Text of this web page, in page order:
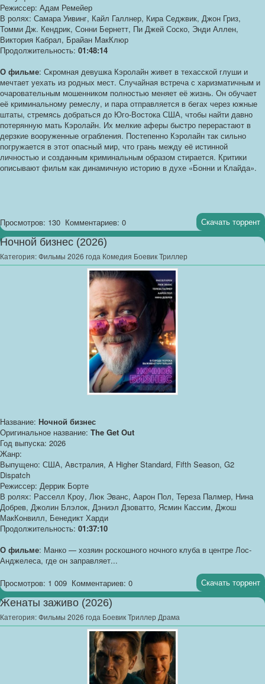
Режиссер: Адам Ремейер
В ролях: Самара Уивинг, Кайл Галлнер, Кира Седжвик, Джон Гриз,
Томми Дж. Кендрик, Сонни Бернетт, Пи Джей Соско, Энди Аллен,
Виктория Кабрал, Брайан МакКлюр
Продолжительность: 01:48:14
О фильме: Скромная девушка Кэролайн живет в техасской глуши и
мечтает уехать из родных мест. Случайная встреча с харизматичным и
очаровательным мошенником полностью меняет её жизнь. Он обучает
её криминальному ремеслу, и пара отправляется в бегах через южные
штаты, стремясь добраться до Юго-Востока США, чтобы найти давно
потерянную мать Кэролайн. Их мелкие аферы быстро перерастают в
дерзкие вооруженные ограбления. Постепенно Кэролайн так сильно
погружается в этот опасный мир, что грань между её истинной
личностью и созданным криминальным образом стирается. Критики
описывают фильм как динамичную историю в духе «Бонни и Клайда».
Просмотров: 130 Комментариев: 0 Скачать торрент
Ночной бизнес (2026)
Категория:Фильмы 2026 года Комедия Боевик Триллер
Название: Ночной бизнес
Оригинальное название: The Get Out
Год выпуска: 2026
Жанр:
Выпущено: США, Австралия, A Higher Standard, Fifth Season, G2
Dispatch
Режиссер: Деррик Борте
В ролях: Расселл Кроу, Люк Эванс, Аарон Пол, Тереза Палмер, Нина
Добрев, Джолин Блэлок, Дэниэл Дзоватто, Ясмин Кассим, Джош
МакКонвилл, Бенедикт Харди
Продолжительность: 01:37:10
О фильме: Манко — хозяин роскошного ночного клуба в центре Лос-
Анджелеса, где он заправляет...
Просмотров: 1 009 Комментариев: 0 Скачать торрент
Женаты заживо (2026)
Категория:Фильмы 2026 года Боевик Триллер Драма